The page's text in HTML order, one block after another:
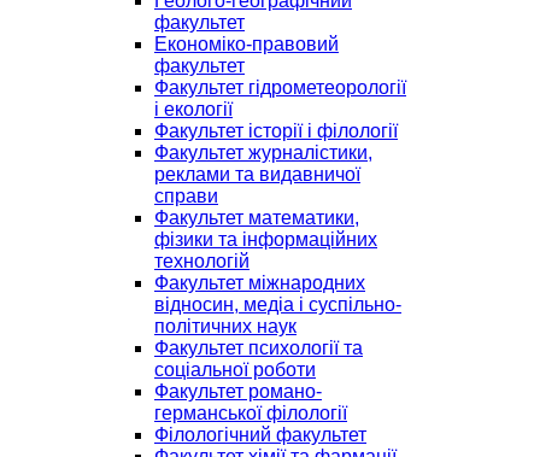
факультет
Економіко-правовий
факультет
Факультет гідрометеорології
і екології
Факультет історії і філології
Факультет журналістики,
реклами та видавничої
справи
Факультет математики,
фізики та інформаційних
технологій
Факультет міжнародних
відносин, медіа і суспільно-
політичних наук
Факультет психології та
соціальної роботи
Факультет романо-
германської філології
Філологічний факультет